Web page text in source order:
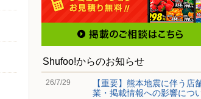
Shufoo!からのお知らせ
26/7/29
【重要】熊本地震に伴う店
業・掲載情報への影響につ